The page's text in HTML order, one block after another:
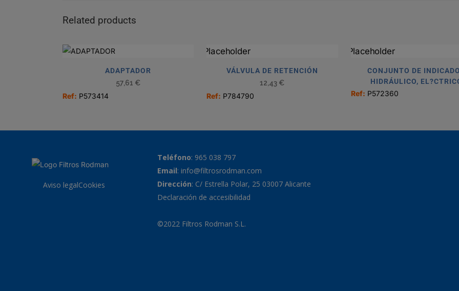
Related products
ADAPTADOR
57,61 €
Ref: P573414
VÁLVULA DE RETENCIÓN
12,43 €
Ref: P784790
CONJUNTO DE
HIDRÁULICO,
Ref: P572360
Aviso legalCookies
Teléfono: 965 038 797
Email: info@filtrosrodman.com
Dirección: C/ Estrella Polar, 25 03007 Alicante
Declaración de accesibilidad
©2022 Filtros Rodman S.L.